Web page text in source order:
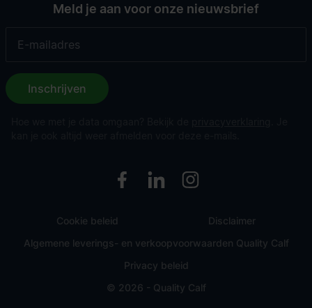
Meld je aan voor onze nieuwsbrief
Inschrijven
Cookie beleid
Disclaimer
Algemene leverings- en verkoopvoorwaarden Quality Calf
Privacy beleid
© 2026 - Quality Calf